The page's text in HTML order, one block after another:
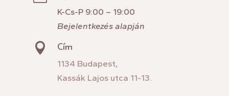
K-Cs-P 9:00 – 19:00
Bejelentkezés alapján
 Cím
1134 Budapest,
Kassák Lajos utca 11-13.